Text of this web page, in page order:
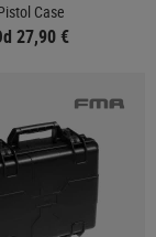
Case
27,90 €